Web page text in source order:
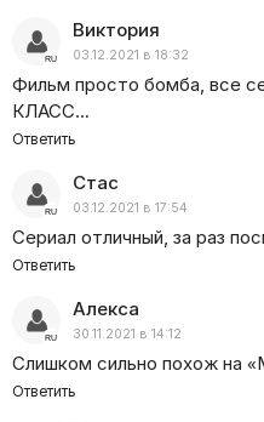
Виктория
03.12.2021 в 18:32
Фильм просто бомба, все
КЛАСС…
Ответить
Стас
03.12.2021 в 17:54
Сериал отличный, за раз
Ответить
Алекса
30.11.2021 в 14:12
Слишком сильно похож на
Ответить